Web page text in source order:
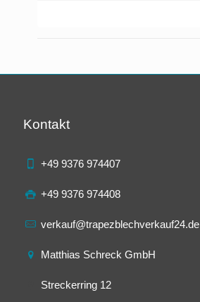
Kontakt
+49 9376 974407
+49 9376 974408
verkauf@trapezblechverkauf24.de
Matthias Schreck GmbH
Streckerring 12